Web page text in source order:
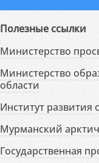
Полезные ссылки
Министерство
Министерство
области
Институт
Мурманский
Государственная